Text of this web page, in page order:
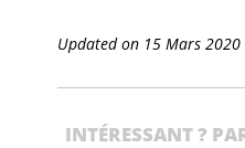
Updated on 15 Mars 2020
INTÉRESSANT ?